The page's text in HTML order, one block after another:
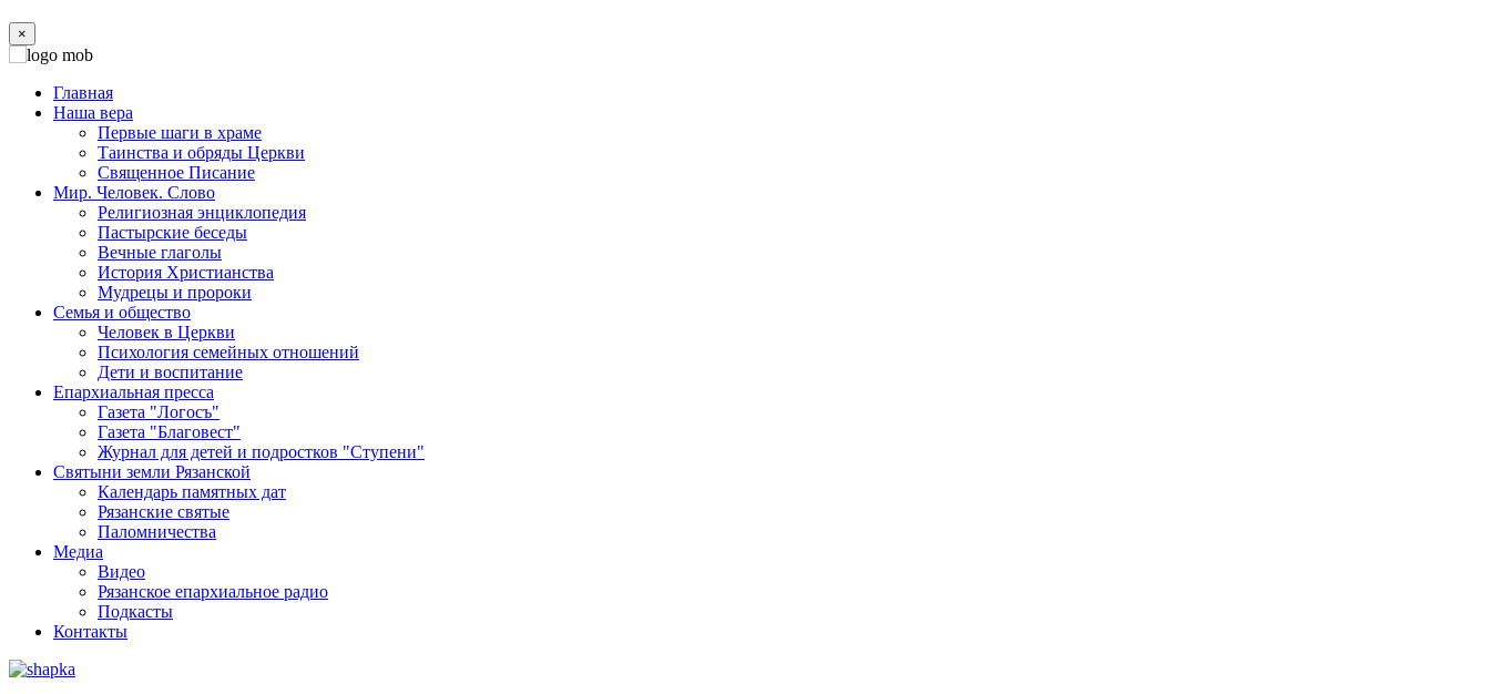
×
Главная
Наша вера
Первые шаги в храме
Таинства и обряды Церкви
Священное Писание
Мир. Человек. Слово
Религиозная энциклопедия
Пастырские беседы
Вечные глаголы
История Христианства
Мудрецы и пророки
Семья и общество
Человек в Церкви
Психология семейных отношений
Дети и воспитание
Епархиальная пресса
Газета "Логосъ"
Газета "Благовест"
Журнал для детей и подростков "Ступени"
Святыни земли Рязанской
Календарь памятных дат
Рязанские святые
Паломничества
Медиа
Видео
Рязанское епархиальное радио
Подкасты
Контакты